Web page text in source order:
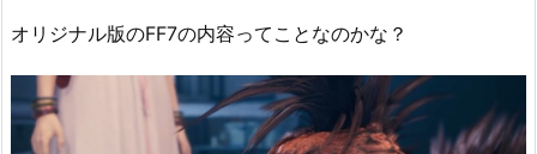
オリジナル版のFF7の内容ってことなのかな？